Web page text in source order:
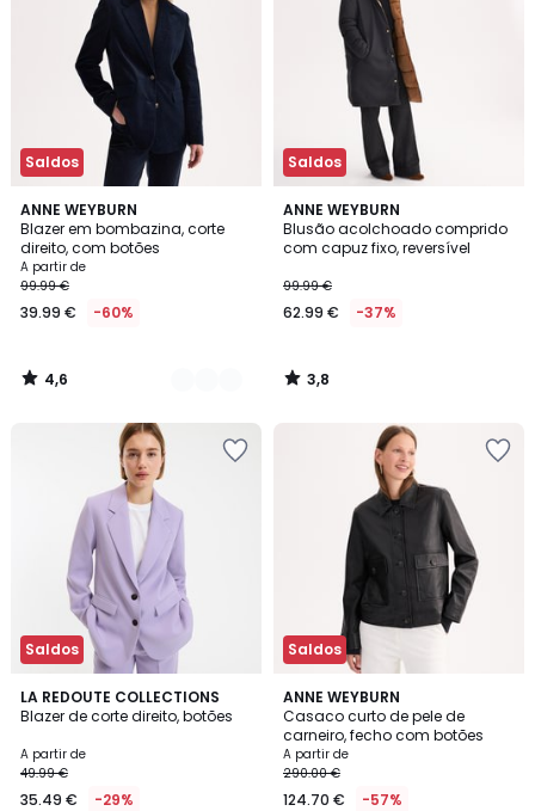
Saldos
ANNE WEYBURN
Blazer em bombazina, corte
direito, com botões
A partir de
99.99 €
39.99 € -60%
4,6
/ 5
3
Cores
4,6
/
Saldos
ANNE WEYBURN
Blusão acolchoado comprido
com capuz fixo, reversível
99.99 €
62.99 € -37%
3,8
/ 5
3,8
/
Saldos
LA REDOUTE COLLECTIONS
Blazer de corte direito, botões
A partir de
49.99 €
35.49 € -29%
4,2
/ 5
2
Cores
Saldos
ANNE WEYBURN
Casaco curto de pele de
carneiro, fecho com botões
A partir de
290.00 €
124.70 € -57%
4,9
/ 5
2
Cores